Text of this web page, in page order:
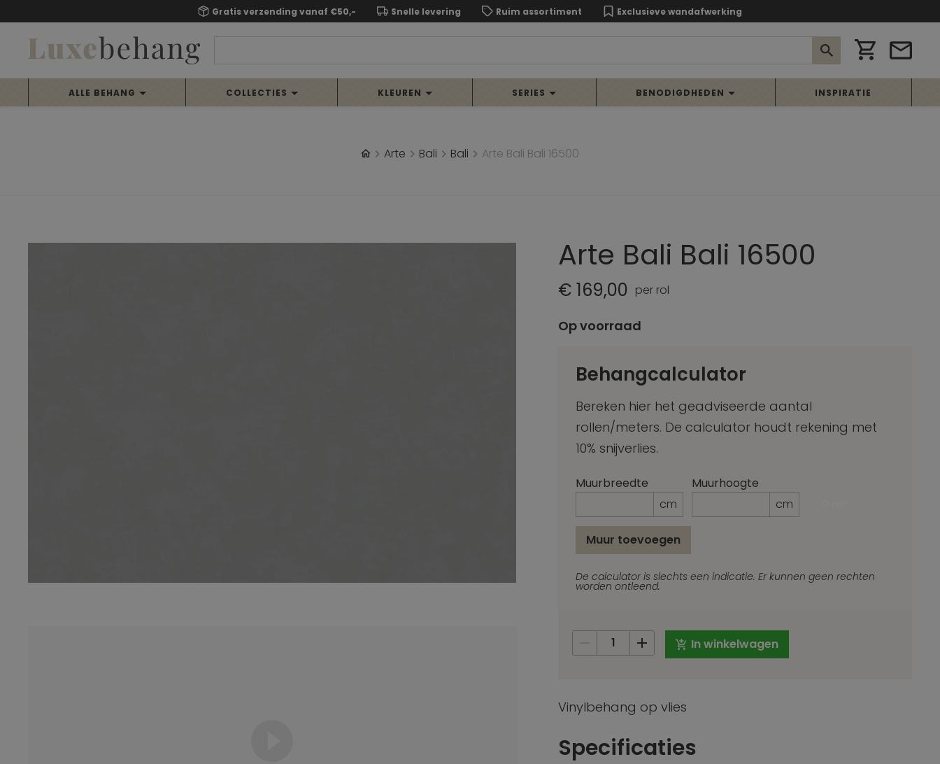
Gratis verzending vanaf €50,- Snelle levering Ruim assortiment Exclusieve wandafwerking
ALLE BEHANG COLLECTIES KLEUREN SERIES BENODIGDHEDEN INSPIRATIE
Arte Bali Bali Arte Bali Bali 16500
Arte Bali Bali 16500
€ 169,00 per rol
Op voorraad
Behangcalculator
Bereken hier het geadviseerde aantal
rollen/meters. De calculator houdt rekening met
10% snijverlies.
Muurbreedte
cm
Muurhoogte
cm
Muur toevoegen
De calculator is slechts een indicatie. Er kunnen geen rechten
worden ontleend.
In winkelwagen
Vinylbehang op vlies
Specificaties